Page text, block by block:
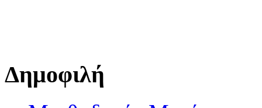
Δημοφιλή